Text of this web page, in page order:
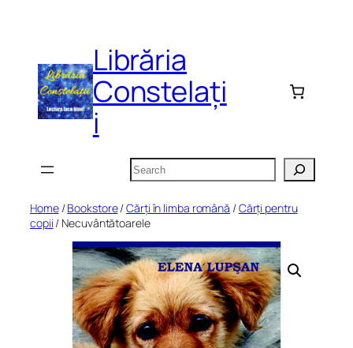
Librăria
Constelați
i
Search
Home/Bookstore/Cărți în limba română /Cărți pentru
copii / Necuvântătoarele